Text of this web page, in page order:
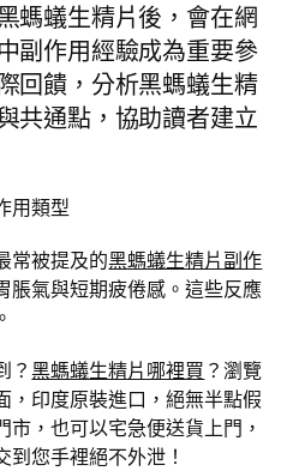
螞蟻生精片後，會在網
副作用經驗成為重要參
回饋，分析黑螞蟻生精
共通點，協助讀者建立
用類型
常被提及的黑螞蟻生精片副作
脹氣與短期疲倦感。這些反應
？黑螞蟻生精片哪裡買 ？瀏覽
，印度原裝進口，絕無半點假
，也可以宅急便送貨上門，
您手裡絕不外泄！